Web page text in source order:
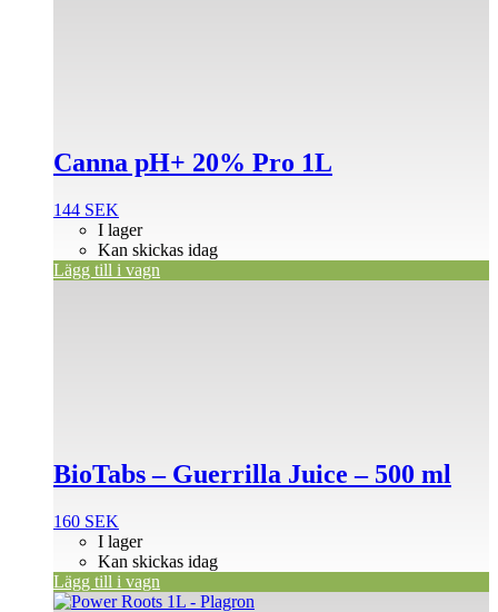
Canna pH+ 20% Pro 1L
144 SEK
I lager
Kan skickas idag
Lägg till i vagn
BioTabs – Guerrilla Juice – 500 ml
160 SEK
I lager
Kan skickas idag
Lägg till i vagn